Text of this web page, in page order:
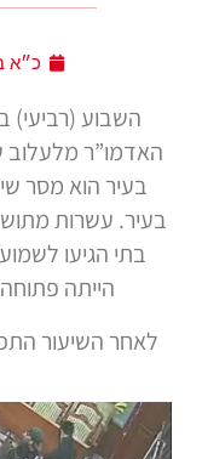
כ״א
השבוע (רביעי)
האדמו”ר מלעלוב
בעיר הוא מסר
בעיר. עשרות
בתי הגיעו
הייתה
לאחר השיעור